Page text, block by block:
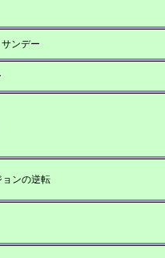
ンデー
ンの逆転